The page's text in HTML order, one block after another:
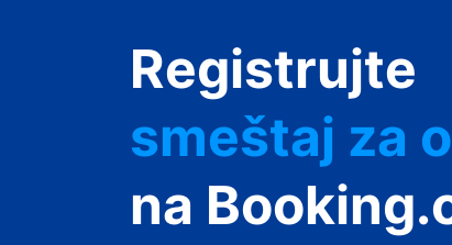
Registrujte
hotel
smeštaj za
pansion
na